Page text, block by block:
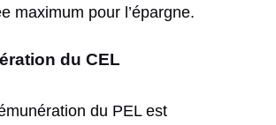
maximum pour l’épargne.
du CEL
du PEL est